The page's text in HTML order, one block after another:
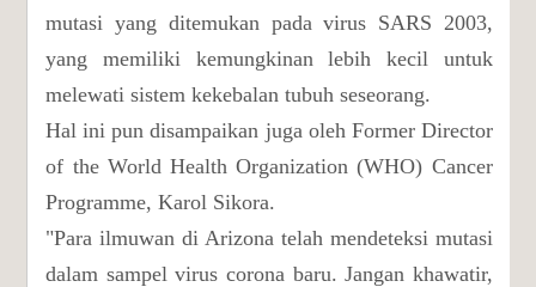
mutasi yang ditemukan pada virus SARS 2003,
yang memiliki kemungkinan lebih kecil untuk
melewati sistem kekebalan tubuh seseorang.
Hal ini pun disampaikan juga oleh Former Director
of the World Health Organization (WHO) Cancer
Programme, Karol Sikora.
"Para ilmuwan di Arizona telah mendeteksi mutasi
dalam sampel virus corona baru. Jangan khawatir,